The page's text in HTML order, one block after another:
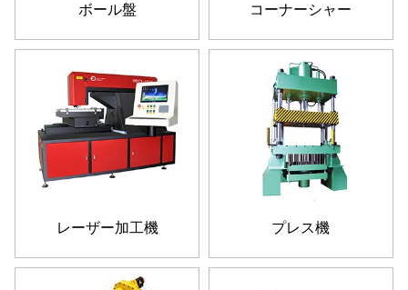
ボール盤 コーナーシャー
レーザー加工機 プレス機